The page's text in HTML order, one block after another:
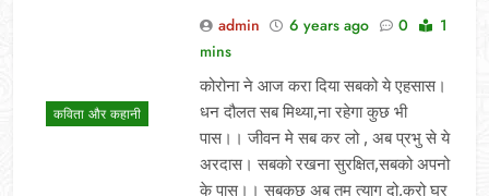
कविता और कहानी
admin 6 years ago 0
1
mins
कोरोना ने आज करा दिया सबको ये एहसास।
धन दौलत सब मिथ्या,ना रहेगा कुछ भी
पास।। जीवन मे सब कर लो , अब प्रभु से ये
अरदास। सबको रखना सुरक्षित,सबको अपनो
के पास।। सबकुछ अब तुम त्याग दो,करो घर